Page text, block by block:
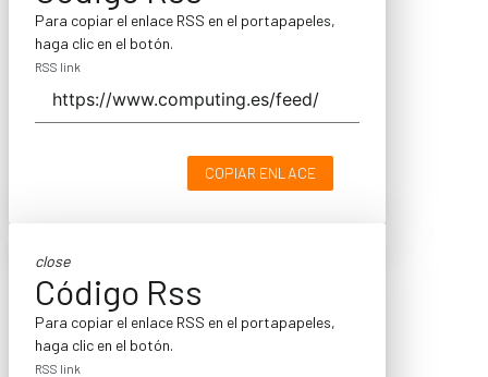
Para copiar el enlace RSS en el portapapeles,
haga clic en el botón.
RSS link
COPIAR ENLACE
close
Código Rss
Para copiar el enlace RSS en el portapapeles,
haga clic en el botón.
RSS link